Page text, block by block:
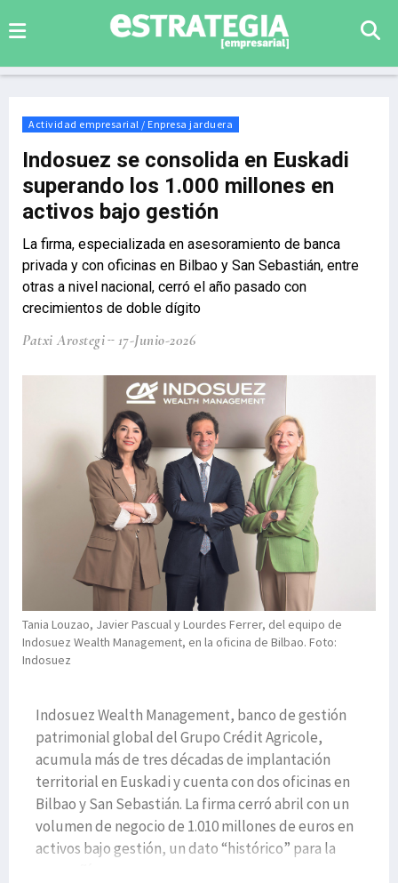
Actividad empresarial / Enpresa jarduera
Indosuez se consolida en Euskadi
superando los 1.000 millones en
activos bajo gestión
La firma, especializada en asesoramiento de banca
privada y con oficinas en Bilbao y San Sebastián, entre
otras a nivel nacional, cerró el año pasado con
crecimientos de doble dígito
Patxi Arostegi 17-Junio-2026
Tania Louzao, Javier Pascual y Lourdes Ferrer, del equipo de
Indosuez Wealth Management, en la oficina de Bilbao. Foto:
Indosuez
Indosuez Wealth Management, banco de gestión
patrimonial global del Grupo Crédit Agricole,
acumula más de tres décadas de implantación
territorial en Euskadi y cuenta con dos oficinas en
Bilbao y San Sebastián. La firma cerró abril con un
volumen de negocio de 1.010 millones de euros en
activos bajo gestión, un dato “histórico” para la